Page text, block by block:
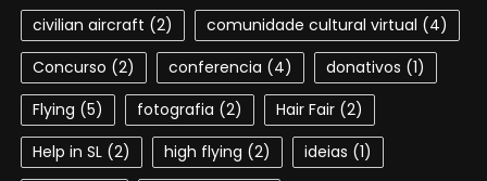
civilian aircraft (2) comunidade cultural virtual (4)
Concurso (2) conferencia (4) donativos (1)
Flying (5) fotografia (2) Hair Fair(2)
Help in SL(2) high flying (2) ideias (1)